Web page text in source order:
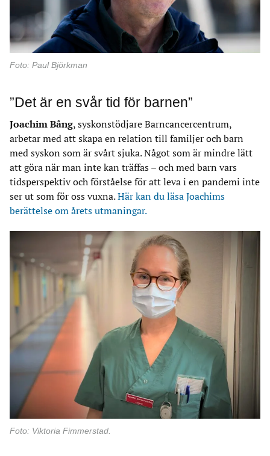
Foto: Paul Björkman
”Det är en svår tid för barnen”
Joachim Bång, syskonstödjare Barncancercentrum,
arbetar med att skapa en relation till familjer och barn
med syskon som är svårt sjuka. Något som är mindre lätt
att göra när man inte kan träffas – och med barn vars
tidsperspektiv och förståelse för att leva i en pandemi inte
ser ut som för oss vuxna.Här kan du läsa Joachims
berättelse om årets utmaningar.
Foto: Viktoria Fimmerstad.